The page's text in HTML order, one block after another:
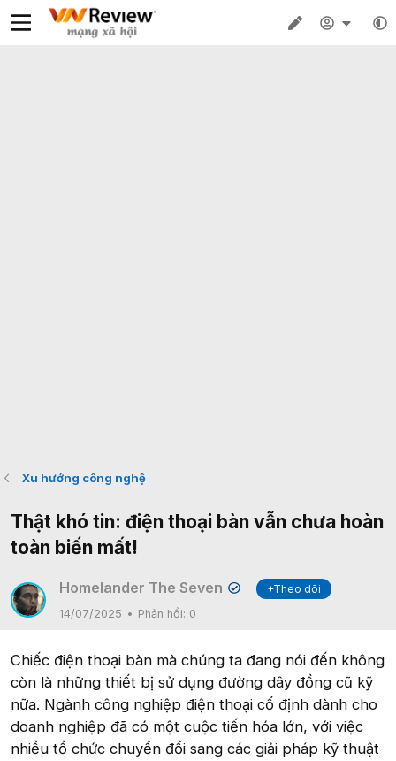
Xu hướng công nghệ
Thật khó tin: điện thoại bàn vẫn chưa hoàn
toàn biến mất!
Homelander The Seven ✔
+Theo dõi
14/07/2025
Phản hồi: 0
Chiếc điện thoại bàn mà chúng ta đang nói đến không
còn là những thiết bị sử dụng đường dây đồng cũ kỹ
nữa. Ngành công nghiệp điện thoại cố định dành cho
doanh nghiệp đã có một cuộc tiến hóa lớn, với việc
nhiều tổ chức chuyển đổi sang các giải pháp kỹ thuật